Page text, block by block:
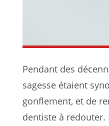
Pendant des
sagesse étaient
gonflement, et de
dentiste à redouter.